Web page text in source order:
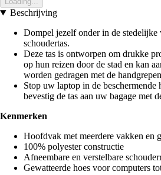
Beschrijving
Dompel jezelf onder in de
schoudertas.
Deze tas is ontworpen om drukke
op hun reizen door de stad en kan
worden gedragen met de
Stop uw laptop in de beschermende
bevestig de tas aan uw bagage met
Kenmerken
Hoofdvak met meerdere vakken en
100% polyester constructie
Afneembare en verstelbare
Gewatteerde hoes voor computers